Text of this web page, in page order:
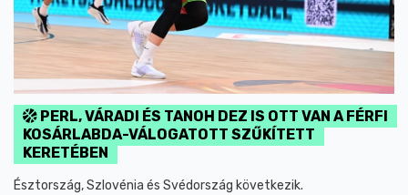
PERL, VÁRADI ÉS TANOH DEZ IS OTT VAN A FÉRFI
KOSÁRLABDA-VÁLOGATOTT SZŰKÍTETT
KERETÉBEN
Észtország, Szlovénia és Svédország következik.